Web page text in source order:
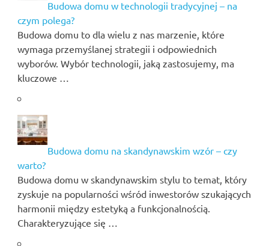
Budowa domu w technologii tradycyjnej – na
czym polega?
Budowa domu to dla wielu z nas marzenie, które
wymaga przemyślanej strategii i odpowiednich
wyborów. Wybór technologii, jaką zastosujemy, ma
kluczowe …
Budowa domu na skandynawskim wzór – czy
warto?
Budowa domu w skandynawskim stylu to temat, który
zyskuje na popularności wśród inwestorów szukających
harmonii między estetyką a funkcjonalnością.
Charakteryzujące się …